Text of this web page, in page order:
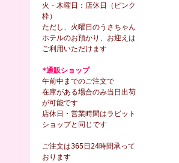
火・木曜日：店休日（ピンク
枠）
ただし、火曜日のうさちゃん
ホテルのお預かり、お迎えは
ご利用いただけます
*通販ショップ
午前中までのご注文で
在庫がある場合のみ当日出荷
が可能です
店休日・営業時間はラビット
ショップと同じです
ご注文は365日24時間承って
おります